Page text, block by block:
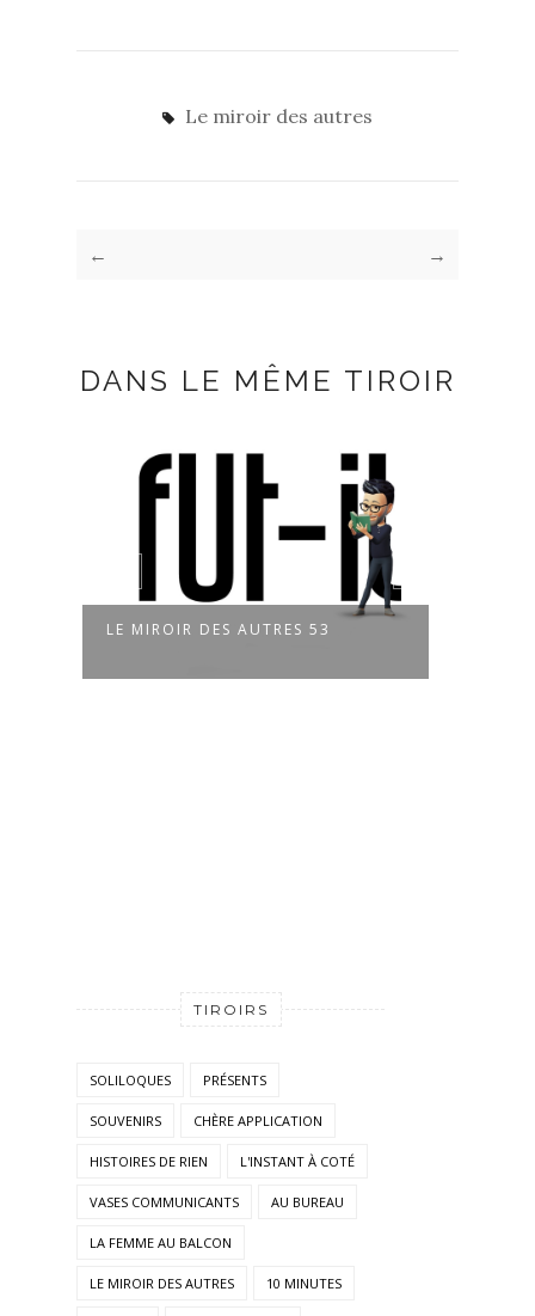
Le miroir des autres
← →
DANS LE MÊME TIROIR
LE MIROIR DES AUTRES 52
TIROIRS
SOLILOQUES PRÉSENTS
SOUVENIRS CHÈRE APPLICATION
HISTOIRES DE RIEN L'INSTANT À COTÉ
VASES COMMUNICANTS AU BUREAU
LA FEMME AU BALCON
LE MIROIR DES AUTRES 10 MINUTES